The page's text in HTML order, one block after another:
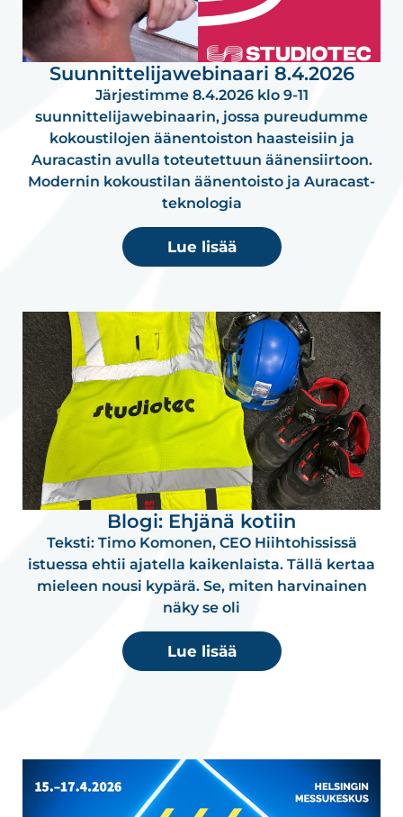
Suunnittelijawebinaari 8.4.2026
Järjestimme 8.4.2026 klo 9-11
suunnittelijawebinaarin, jossa pureudumme
kokoustilojen äänentoiston haasteisiin ja
Auracastin avulla toteutettuun äänensiirtoon.
Modernin kokoustilan äänentoisto ja Auracast-
teknologia
Lue lisää
Blogi: Ehjänä kotiin
Teksti: Timo Komonen, CEO Hiihtohississä
istuessa ehtii ajatella kaikenlaista. Tällä kertaa
mieleen nousi kypärä. Se, miten harvinainen
näky se oli
Lue lisää